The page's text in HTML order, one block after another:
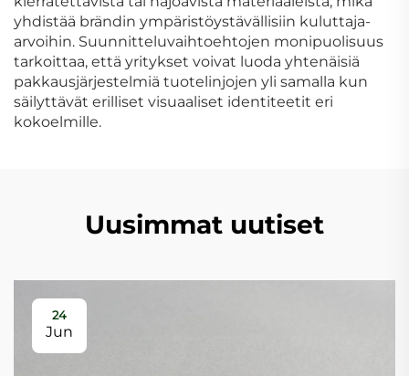
yhdistää brändin ympäristöystävällisiin kuluttaja-
arvoihin. Suunnitteluvaihtoehtojen monipuolisuus
tarkoittaa, että yritykset voivat luoda yhtenäisiä
pakkausjärjestelmiä tuotelinjojen yli samalla kun
säilyttävät erilliset visuaaliset identiteetit eri
kokoelmille.
Uusimmat uutiset
24
Jun